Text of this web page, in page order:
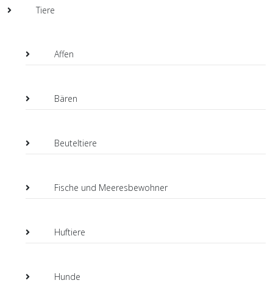
Tiere
Affen
Bären
Beuteltiere
Fische und Meeresbewohner
Huftiere
Hunde